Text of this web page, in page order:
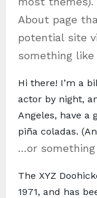
About page
potential site
something like
Hi there! I’m a
actor by night,
Angeles, have a
piña coladas.
…or
The XYZ
1971, and has